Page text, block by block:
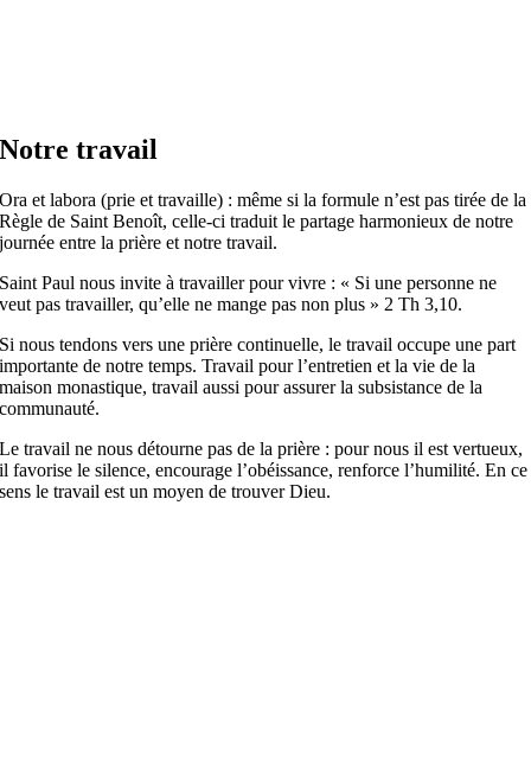
Notre travail
Ora et labora (prie et travaille) : même si la formule n’est pas tirée de la
Règle de Saint Benoît, celle-ci traduit le partage harmonieux de notre
journée entre la prière et notre travail.
Saint Paul nous invite à travailler pour vivre : « Si une personne ne
veut pas travailler, qu’elle ne mange pas non plus » 2 Th 3,10.
Si nous tendons vers une prière continuelle, le travail occupe une part
importante de notre temps. Travail pour l’entretien et la vie de la
maison monastique, travail aussi pour assurer la subsistance de la
communauté.
Le travail ne nous détourne pas de la prière : pour nous il est vertueux,
il favorise le silence, encourage l’obéissance, renforce l’humilité. En ce
sens le travail est un moyen de trouver Dieu.